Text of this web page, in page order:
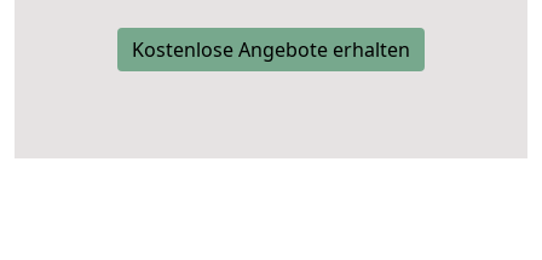
Kostenlose Angebote erhalten